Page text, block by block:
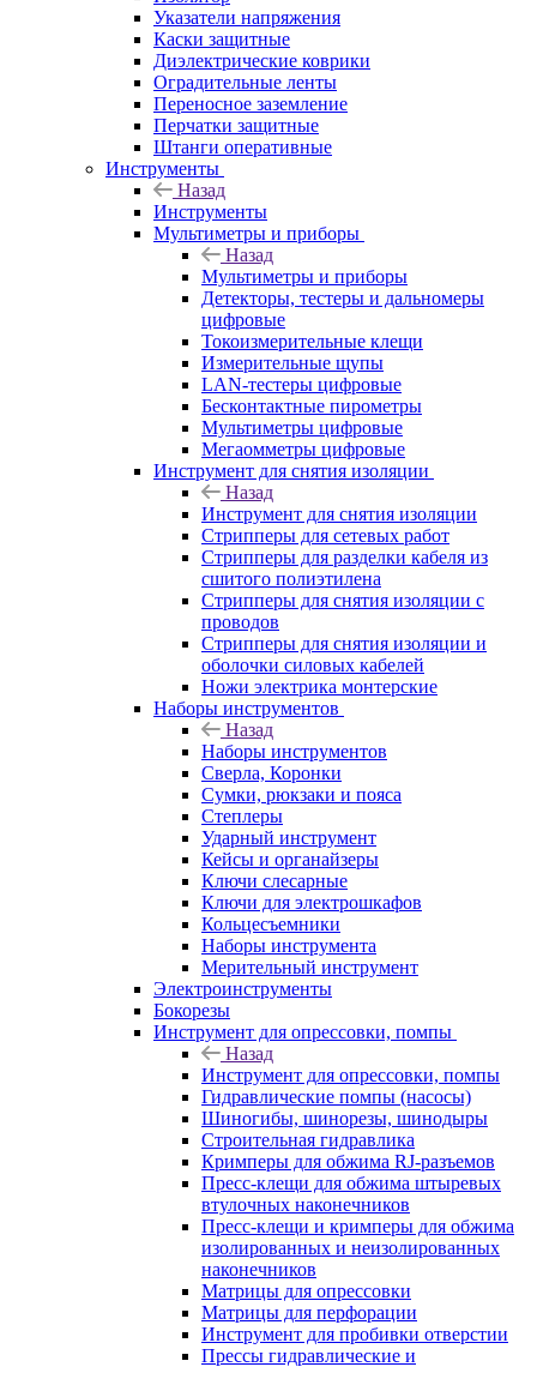
Указатели напряжения
Каски защитные
Диэлектрические коврики
Оградительные ленты
Переносное заземление
Перчатки защитные
Штанги оперативные
Инструменты
Назад
Инструменты
Мультиметры и приборы
Назад
Мультиметры и приборы
Детекторы, тестеры и дальномеры
цифровые
Токоизмерительные клещи
Измерительные щупы
LAN-тестеры цифровые
Бесконтактные пирометры
Мультиметры цифровые
Мегаомметры цифровые
Инструмент для снятия изоляции
Назад
Инструмент для снятия изоляции
Стрипперы для сетевых работ
Стрипперы для разделки кабеля из
сшитого полиэтилена
Cтрипперы для снятия изоляции с
проводов
Стрипперы для снятия изоляции и
оболочки силовых кабелей
Ножи электрика монтерские
Наборы инструментов
Назад
Наборы инструментов
Сверла, Коронки
Сумки, рюкзаки и пояса
Степлеры
Ударный инструмент
Кейсы и органайзеры
Ключи слесарные
Ключи для электрошкафов
Кольцесъемники
Наборы инструмента
Мерительный инструмент
Электроинструменты
Бокорезы
Инструмент для опрессовки, помпы
Назад
Инструмент для опрессовки, помпы
Гидравлические помпы (насосы)
Шиногибы, шинорезы, шинодыры
Строительная гидравлика
Кримперы для обжима RJ-разъемов
Пресс-клещи для обжима штыревых
втулочных наконечников
Пресс-клещи и кримперы для обжима
изолированных и неизолированных
наконечников
Матрицы для опрессовки
Матрицы для перфорации
Инструмент для пробивки отверстии
Прессы гидравлические и